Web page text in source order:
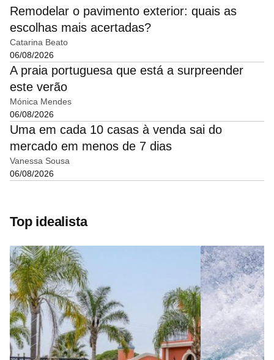
Remodelar o pavimento exterior: quais as
escolhas mais acertadas?
Catarina Beato
06/08/2026
A praia portuguesa que está a surpreender
este verão
Mónica Mendes
06/08/2026
Uma em cada 10 casas à venda sai do
mercado em menos de 7 dias
Vanessa Sousa
06/08/2026
Top idealista